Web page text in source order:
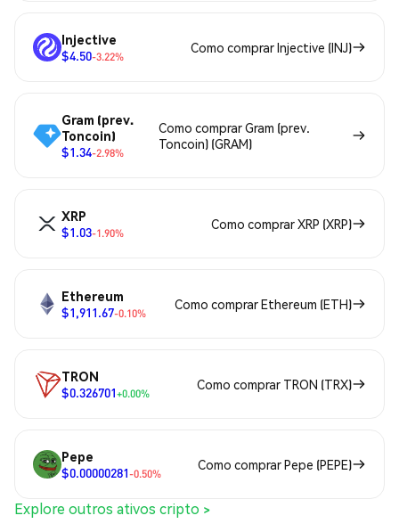
Injective
$4.50-3.22%
Como comprar Injective (INJ)
Gram (prev.
Toncoin)
$1.34-2.98%
Como comprar Gram (prev.
Toncoin) (GRAM)
XRP
$1.03-1.90%
Como comprar XRP (XRP)
Ethereum
$1,911.67-0.10%
Como comprar Ethereum (ETH)
TRON
$0.326701+0.00%
Como comprar TRON (TRX)
Pepe
$0.00000281-0.50%
Como comprar Pepe (PEPE)
Explore outros ativos cripto >